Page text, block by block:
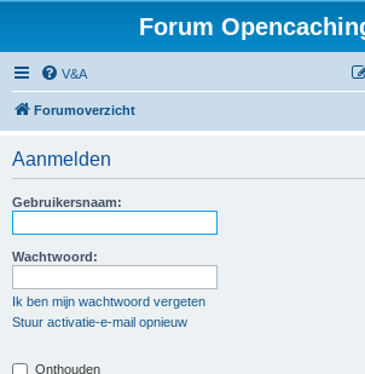
Forum
V&A
Forumoverzicht
Aanmelden
Gebruikersnaam:
Wachtwoord:
Ik ben mijn wachtwoord vergeten
Stuur activatie-e-mail opnieuw
Onthouden